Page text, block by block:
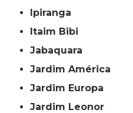
Ipiranga
Itaim Bibi
Jabaquara
Jardim América
Jardim Europa
Jardim Leonor